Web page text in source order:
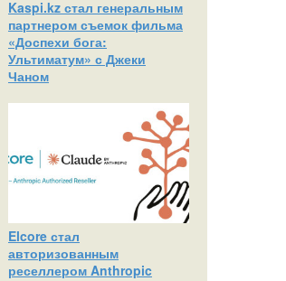
Kaspi.kz стал генеральным
партнером съемок фильма
«Доспехи бога:
Ультиматум» с Джеки
Чаном
Elcore стал
авторизованным
реселлером Anthropic